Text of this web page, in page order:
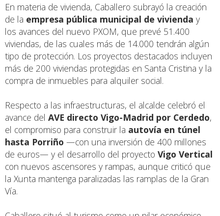
En materia de vivienda, Caballero subrayó la creación
de la empresa pública municipal de vivienda y
los avances del nuevo PXOM, que prevé 51.400
viviendas, de las cuales más de 14.000 tendrán algún
tipo de protección. Los proyectos destacados incluyen
más de 200 viviendas protegidas en Santa Cristina y la
compra de inmuebles para alquiler social.
Respecto a las infraestructuras, el alcalde celebró el
avance del AVE directo Vigo-Madrid por Cerdedo,
el compromiso para construir la autovía en túnel
hasta Porriño —con una inversión de 400 millones
de euros— y el desarrollo del proyecto Vigo Vertical
con nuevos ascensores y rampas, aunque criticó que
la Xunta mantenga paralizadas las ramplas de la Gran
Vía.